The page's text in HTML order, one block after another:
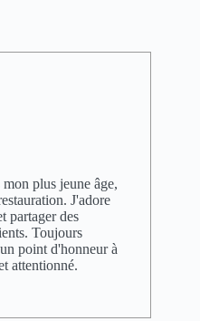
plus jeune âge,
J'adore
partager des
Toujours
point d'honneur à
attentionné.